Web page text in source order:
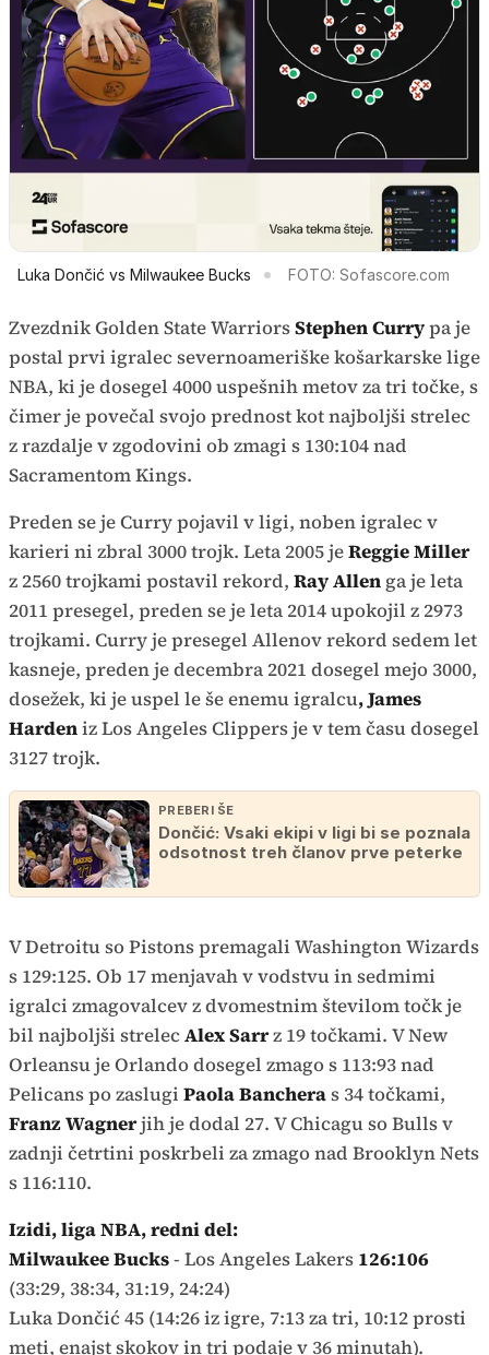
Luka Dončić vs Milwaukee Bucks FOTO: Sofascore.com
Zvezdnik Golden State WarriorsStephen Currypa je
postal prvi igralec severnoameriške košarkarske lige
NBA, ki je dosegel 4000 uspešnih metov za tri točke, s
čimer je povečal svojo prednost kot najboljši strelec
z razdalje v zgodovini ob zmagi s 130:104 nad
Sacramentom Kings.
Preden se je Curry pojavil v ligi, noben igralec v
karieri ni zbral 3000 trojk. Leta 2005 jeReggie Miller
z 2560 trojkami postavil rekord, Ray Allen ga je leta
2011 presegel, preden se je leta 2014 upokojil z 2973
trojkami. Curry je presegel Allenov rekord sedem let
kasneje, preden je decembra 2021 dosegel mejo 3000,
dosežek, ki je uspel le še enemu igralcu, James
Hardeniz Los Angeles Clippers je v tem času dosegel
3127 trojk.
PREBERI ŠE
Dončić: Vsaki ekipi v ligi bi se poznala
odsotnost treh članov prve peterke
V Detroitu so Pistons premagali Washington Wizards
s 129:125. Ob 17 menjavah v vodstvu in sedmimi
igralci zmagovalcev z dvomestnim številom točk je
bil najboljši strelecAlex Sarrz 19 točkami. V New
Orleansu je Orlando dosegel zmago s 113:93 nad
Pelicans po zaslugi Paola Bancheras 34 točkami,
Franz Wagnerjih je dodal 27. V Chicagu so Bulls v
zadnji četrtini poskrbeli za zmago nad Brooklyn Nets
s 116:110.
Izidi, liga NBA, redni del:
Milwaukee Bucks- Los Angeles Lakers 126:106
(33:29, 38:34, 31:19, 24:24)
Luka Dončić 45 (14:26 iz igre, 7:13 za tri, 10:12 prosti
meti, enajst skokov in tri podaje v 36 minutah).